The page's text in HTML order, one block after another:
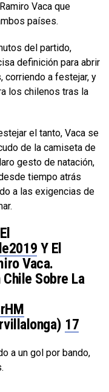
Vaca que
países.
del partido,
definición para abrir
corriendo a festejar, y
los chilenos tras la
el tanto, Vaca se
de la camiseta de
gesto de natación,
tiempo atrás
a las exigencias de
Y El
Vaca.
Sobre La
17
a un gol por bando,